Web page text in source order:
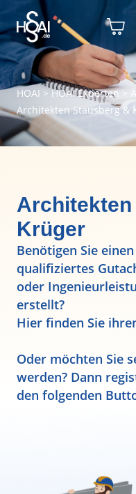
HOAI > HOAI Experten>
Architekten Stausberg &
Krüger
Benötigen Sie
qualifiziertes
oder
erstellt?
Hier finden Sie
Oder möchten Sie
werden? Dann
den folgenden